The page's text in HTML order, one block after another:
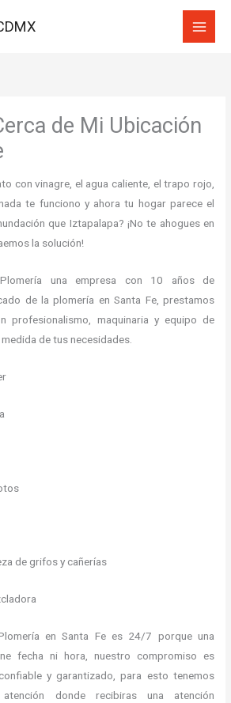
de Mi Ubicación
con vinagre, el agua caliente, el trapo rojo,
te funciono y ahora tu hogar parece el
que Iztapalapa? ¡No te ahogues en
la solución!
una empresa con 10 años de
de la plomería en Santa Fe, prestamos
profesionalismo, maquinaria y equipo de
de tus necesidades.
de grifos y cañerías
en Santa Fe es 24/7 porque una
fecha ni hora, nuestro compromiso es
y garantizado, para esto tenemos
donde recibiras una atención